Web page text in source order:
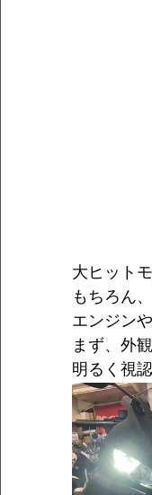
大ヒット
もちろん、
エンジン
まず、外
明るく視